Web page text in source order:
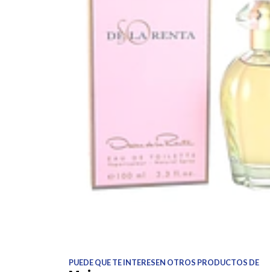
PUEDE QUE TE INTERESEN OTROS PRODUCTOS DE